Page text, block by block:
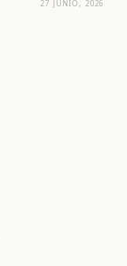
27 JUNIO, 2026